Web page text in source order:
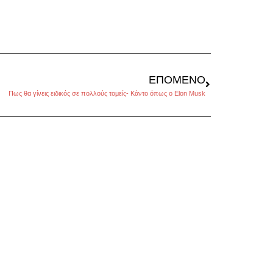
ΕΠΌΜΕΝΟ
Πως θα γίνεις ειδικός σε πολλούς τομείς- Κάντο όπως ο Elon Musk